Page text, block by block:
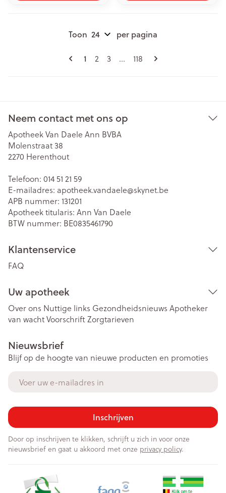
Pagina's
U lees momenteel pagina
1 Pagina
2 Pagina
3 ... Pagina
118
Toon per pagina
Neem contact met ons op
Apotheek Van Daele Ann BVBA
Molenstraat 38
2270 Herenthout
Telefoon: 014 51 21 59
E-mailadres: apotheek.vandaele@skynet.be
APB nummer: 131201
Apotheek titularis: Ann Van Daele
BTW nummer: BE0835461790
Klantenservice
FAQ
Uw apotheek
Over ons Nuttige links Gezondheidsnieuws Apotheker
van wachtVoorschriftZorgtarieven
Nieuwsbrief
Blijf op de hoogte van nieuwe producten en promoties
Inschrijven
Door op inschrijven te klikken, schrijft u zich in voor onze
nieuwsbrief en gaat u akkoord met onze privacy policy.